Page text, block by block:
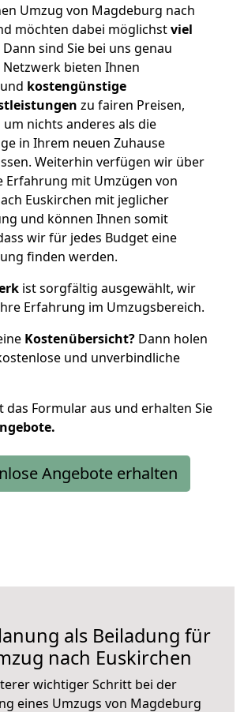
Umzug von Magdeburg nach
möchten dabei möglichstviel
Dann sind Sie bei uns genau
bieten Ihnen
und kostengünstige
zu fairen Preisen,
um nichts anderes als die
in Ihrem neuen Zuhause
Weiterhin verfügen wir über
Erfahrung mit Umzügen von
Euskirchen mit jeglicher
und können Ihnen somit
wir für jedes Budget eine
finden werden.
ist sorgfältig ausgewählt, wir
Erfahrung im Umzugsbereich.
Kostenübersicht? Dann holen
und unverbindliche
das Formular aus und erhalten Sie
Angebote erhalten
als Beiladung für
nach Euskirchen
wichtiger Schritt bei der
eines Umzugs von Magdeburg